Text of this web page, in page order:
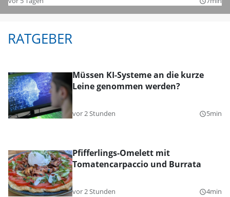
RATGEBER
Müssen KI-Systeme an die kurze
Leine genommen werden?
vor 2 Stunden query_builder5min
Pfifferlings-Omelett mit
Tomatencarpaccio und Burrata
vor 2 Stunden query_builder4min